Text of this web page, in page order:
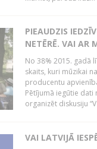
PIEAUDZIS
NETĒRĒ. VAI AR
No 38% 2015. gadā
skaits, kuri mūzikai
producentu
Pētījumā iegūtie dati
organizēt diskusiju
VAI LATVIJĀ